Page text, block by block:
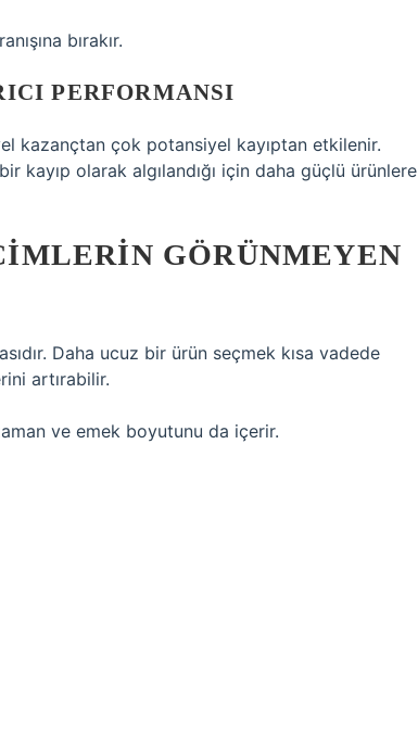
bırakır.
PERFORMANSI
kazançtan çok potansiyel kayıptan etkilenir.
kayıp olarak algılandığı için daha güçlü ürünlere
GÖRÜNMEYEN
Daha ucuz bir ürün seçmek kısa vadede
artırabilir.
ve emek boyutunu da içerir.